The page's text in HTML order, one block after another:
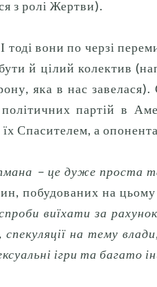
з ролі Жертви).
І тоді вони по черзі
й цілий колектив
яка в нас завелася).
партій в
Спасителем, а
– це дуже проста
побудованих на
виїхати за
на тему
ігри та багато